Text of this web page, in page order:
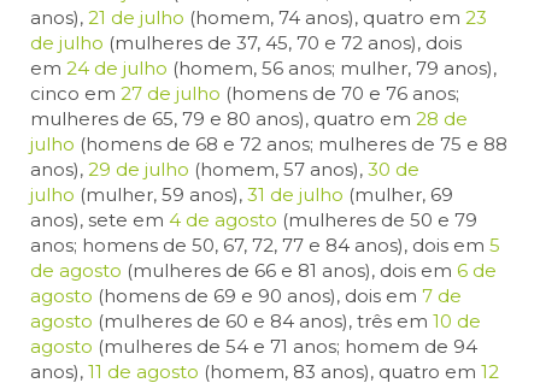
anos), 21 de julho (homem, 74 anos), quatro em 23
de julho (mulheres de 37, 45, 70 e 72 anos), dois
em 24 de julho (homem, 56 anos; mulher, 79 anos),
cinco em 27 de julho (homens de 70 e 76 anos;
mulheres de 65, 79 e 80 anos), quatro em 28 de
julho (homens de 68 e 72 anos; mulheres de 75 e 88
anos), 29 de julho (homem, 57 anos), 30 de
julho (mulher, 59 anos), 31 de julho (mulher, 69
anos), sete em 4 de agosto (mulheres de 50 e 79
anos; homens de 50, 67, 72, 77 e 84 anos), dois em 5
de agosto (mulheres de 66 e 81 anos), dois em 6 de
agosto (homens de 69 e 90 anos), dois em 7 de
agosto (mulheres de 60 e 84 anos), três em 10 de
agosto (mulheres de 54 e 71 anos; homem de 94
anos), 11 de agosto (homem, 83 anos), quatro em 12